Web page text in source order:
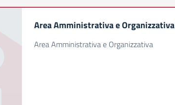
Area Amministrativa e Organizzativa
Area Amministrativa e Organizzativa